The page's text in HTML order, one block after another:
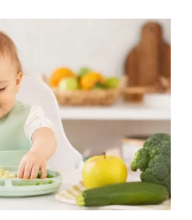
Cucina e Ricette
Consigli di Cucina